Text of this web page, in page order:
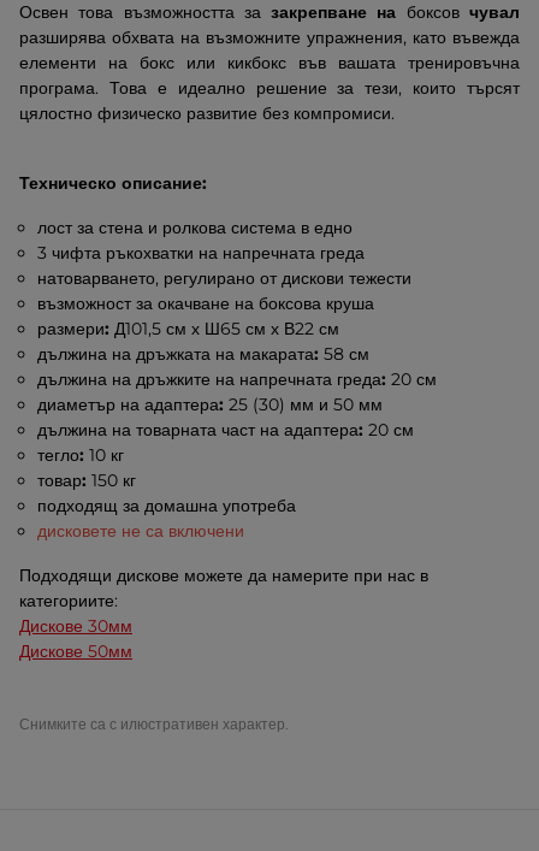
Освен това възможността зазакрепване на боксовчувал
разширява обхвата на възможните упражнения, като въвежда
елементи на бокс или кикбокс във вашата тренировъчна
програма. Това е идеално решение за тези, които търсят
цялостно физическо развитие без компромиси.
Техническо описание:
лост за стена и ролкова система в едно
3 чифта ръкохватки на напречната греда
натоварването, регулирано от дискови тежести
възможност за окачване на боксова круша
размери: Д101,5 см х Ш65 см х В22 см
дължина на дръжката на макарата: 58 см
дължина на дръжките на напречната греда: 20 см
диаметър на адаптера: 25 (30) мм и 50 мм
дължина на товарната част на адаптера: 20 см
тегло: 10 кг
товар: 150 кг
подходящ за домашна употреба
дисковете не са включени
Подходящи дискове можете да намерите при нас в
категориите:
Дискове 30мм
Дискове 50мм
Снимките са с илюстративен характер.